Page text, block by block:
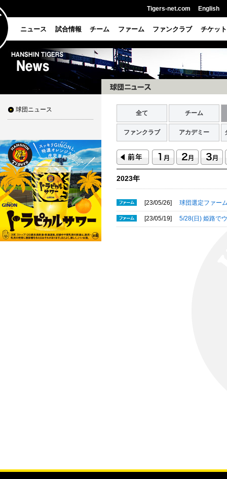
Tigers-net.com English
ニュース 試合情報 チーム ファーム ファンクラブ チケット
球団ニュース 全て チーム
ファンクラブ アカデミー
2023年
[23/05/26] 球団選定ファー
[23/05/19] 5/28(日) 姫路で